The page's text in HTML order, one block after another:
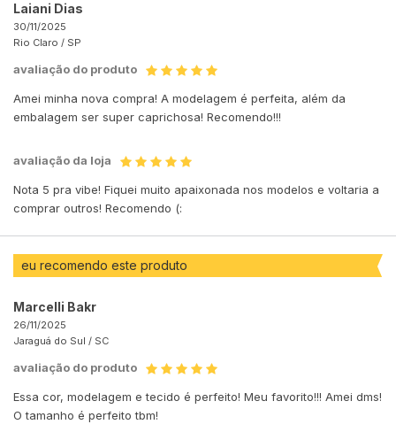
Laiani Dias
30/11/2025
Rio Claro / SP
avaliação do produto
Amei minha nova compra! A modelagem é perfeita, além da
embalagem ser super caprichosa! Recomendo!!!
avaliação da loja
Nota 5 pra vibe! Fiquei muito apaixonada nos modelos e voltaria a
comprar outros! Recomendo (:
eu recomendo este produto
Marcelli Bakr
26/11/2025
Jaraguá do Sul / SC
avaliação do produto
Essa cor, modelagem e tecido é perfeito! Meu favorito!!! Amei dms!
O tamanho é perfeito tbm!